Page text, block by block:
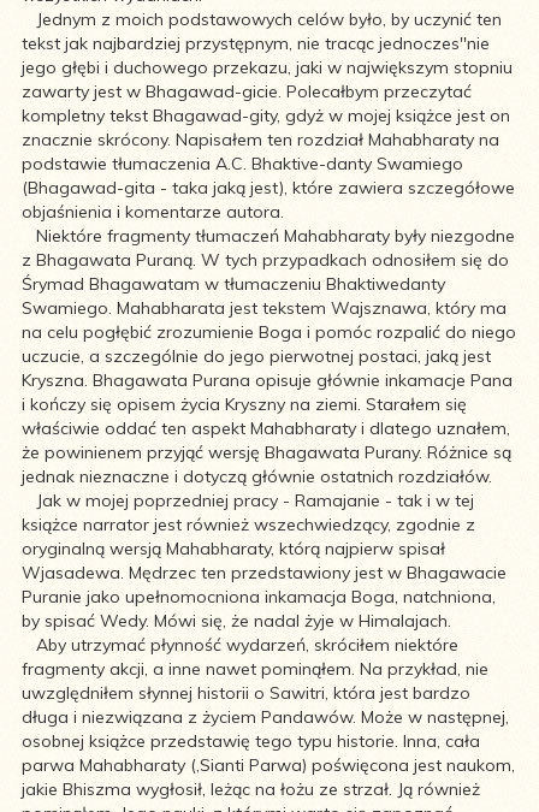
Jednym z moich podstawowych celów było, by uczynić ten
tekst jak najbardziej przystępnym, nie tracąc jednoczes''nie
jego głębi i duchowego przekazu, jaki w największym stopniu
zawarty jest w Bhagawad-gicie. Polecałbym przeczytać
kompletny tekst Bhagawad-gity, gdyż w mojej książce jest on
znacznie skrócony. Napisałem ten rozdział Mahabharaty na
podstawie tłumaczenia A.C. Bhaktive-danty Swamiego
(Bhagawad-gita - taka jaką jest), które zawiera szczegółowe
objaśnienia i komentarze autora.
Niektóre fragmenty tłumaczeń Mahabharaty były niezgodne
z Bhagawata Puraną. W tych przypadkach odnosiłem się do
Śrymad Bhagawatam w tłumaczeniu Bhaktiwedanty
Swamiego. Mahabharata jest tekstem Wajsznawa, który ma
na celu pogłębić zrozumienie Boga i pomóc rozpalić do niego
uczucie, a szczególnie do jego pierwotnej postaci, jaką jest
Kryszna. Bhagawata Purana opisuje głównie inkamacje Pana
i kończy się opisem życia Kryszny na ziemi. Starałem się
właściwie oddać ten aspekt Mahabharaty i dlatego uznałem,
że powinienem przyjąć wersję Bhagawata Purany. Różnice są
jednak nieznaczne i dotyczą głównie ostatnich rozdziałów.
Jak w mojej poprzedniej pracy - Ramajanie - tak i w tej
książce narrator jest również wszechwiedzący, zgodnie z
oryginalną wersją Mahabharaty, którą najpierw spisał
Wjasadewa. Mędrzec ten przedstawiony jest w Bhagawacie
Puranie jako upełnomocniona inkamacja Boga, natchniona,
by spisać Wedy. Mówi się, że nadal żyje w Himalajach.
Aby utrzymać płynność wydarzeń, skróciłem niektóre
fragmenty akcji, a inne nawet pominąłem. Na przykład, nie
uwzględniłem słynnej historii o Sawitri, która jest bardzo
długa i niezwiązana z życiem Pandawów. Może w następnej,
osobnej książce przedstawię tego typu historie. Inna, cała
parwa Mahabharaty (,Sianti Parwa) poświęcona jest naukom,
jakie Bhiszma wygłosił, leżąc na łożu ze strzał. Ją również